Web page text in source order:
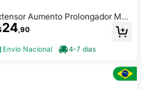
Aumento Prolongador Méd
1/2'' Ponto D'água
24 ,90
Envio Nacional 4-7 dias